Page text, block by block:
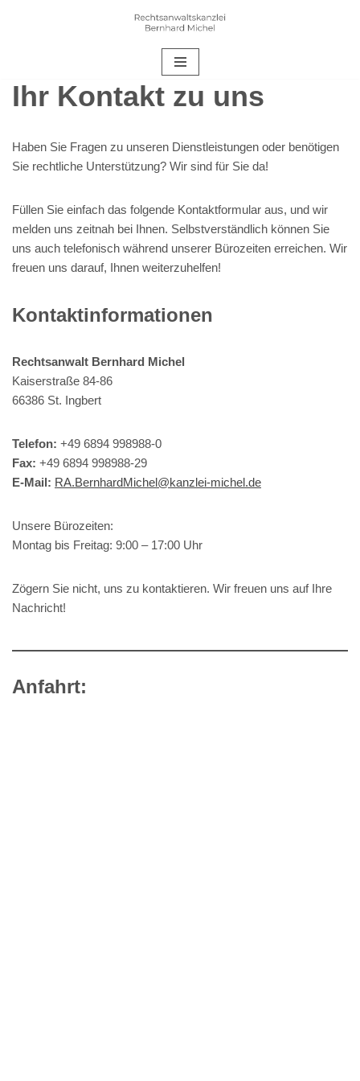
Ihr Kontakt zu uns
Haben Sie Fragen zu unseren Dienstleistungen oder benötigen
Sie rechtliche Unterstützung? Wir sind für Sie da!
Füllen Sie einfach das folgende Kontaktformular aus, und wir
melden uns zeitnah bei Ihnen. Selbstverständlich können Sie
uns auch telefonisch während unserer Bürozeiten erreichen. Wir
freuen uns darauf, Ihnen weiterzuhelfen!
Kontaktinformationen
Rechtsanwalt Bernhard Michel
Kaiserstraße 84-86
66386 St. Ingbert
Telefon: +49 6894 998988-0
Fax: +49 6894 998988-29
E-Mail: RA.BernhardMichel@kanzlei-michel.de
Unsere Bürozeiten:
Montag bis Freitag: 9:00 – 17:00 Uhr
Zögern Sie nicht, uns zu kontaktieren. Wir freuen uns auf Ihre
Nachricht!
Anfahrt: